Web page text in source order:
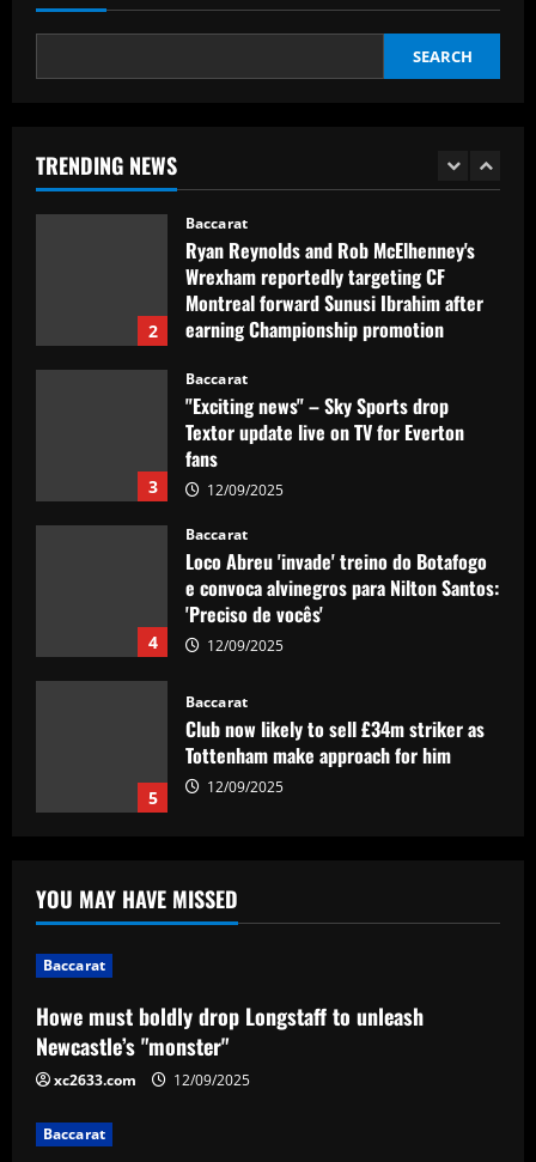
SEARCH
TRENDING NEWS
12/09/2025
1
Baccarat
2
Baccarat
Ryan Reynolds and Rob McElhenney's
Wrexham reportedly targeting CF
Montreal forward Sunusi Ibrahim after
earning Championship promotion
3
Baccarat
"Exciting news" – Sky Sports drop
Textor update live on TV for Everton
fans
12/09/2025
4
Baccarat
Loco Abreu 'invade' treino do Botafogo
e convoca alvinegros para Nilton Santos:
'Preciso de vocês'
12/09/2025
5
Baccarat
Club now likely to sell £34m striker as
Tottenham make approach for him
12/09/2025
Howe must boldly drop Longstaff to
unleash Newcastle’s "monster"
Ryan Reynolds and Rob McElhenney's
Wrexham reportedly targeting CF
Montreal forward Sunusi Ibrahim after
YOU MAY HAVE MISSED
Baccarat
Howe must boldly drop Longstaff to unleash
Newcastle’s "monster"
xc2633.com 12/09/2025
Baccarat